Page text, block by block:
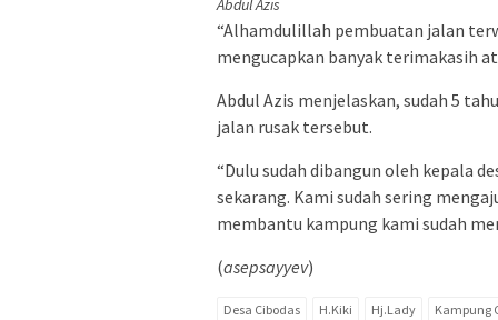
Abdul Azis
“Alhamdulillah pembuatan jalan
mengucapkan banyak terimakasih
Abdul Azis menjelaskan, sudah 5
jalan rusak tersebut.
“Dulu sudah dibangun oleh kepala
sekarang. Kami sudah sering
membantu kampung kami sudah
(asepsayyev)
Desa Cibodas H.Kiki Hj.Lady Kampung